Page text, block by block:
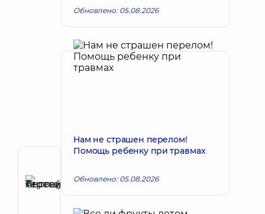
Терещук
Сергей
Антоньевич
Запись к врачу
Обновлено: 05.08.2026
Нам не страшен перелом!
Помощь ребенку при травмах
Обновлено: 05.08.2026